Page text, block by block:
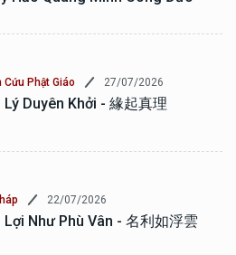
Cứu Phật Giáo 27/07/2026
Lý Duyên Khởi - 緣起真理
22/07/2026
Lợi Như Phù Vân - 名利如浮雲